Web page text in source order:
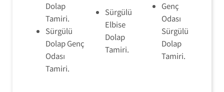
Dolap
Tamiri.
Sürgülü
Dolap Genç
Odası
Tamiri.
Sürgülü
Elbise
Dolap
Tamiri.
Genç
Odası
Sürgülü
Dolap
Tamiri.